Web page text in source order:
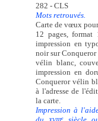
282 - CLS
Mots retrouvés.
Carte de vœux
12 pages,
impression en
noir sur
vélin blanc,
impression en
Conqueror vélin
à l'adresse de
la carte.
Impression à
e